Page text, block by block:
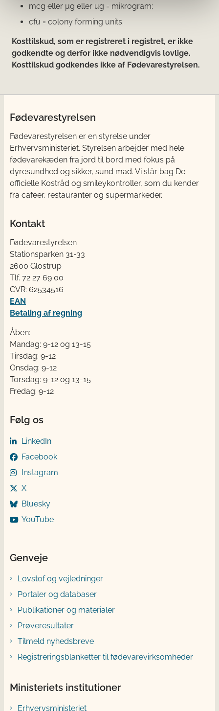
mcg eller μg eller ug = mikrogram;
cfu = colony forming units.
Kosttilskud, som er registreret i registret, er ikke
godkendte og derfor ikke nødvendigvis lovlige.
Kosttilskud godkendes ikke af Fødevarestyrelsen.
Fødevarestyrelsen
Fødevarestyrelsen er en styrelse under
Erhvervsministeriet. Styrelsen arbejder med hele
fødevarekæden fra jord til bord med fokus på
dyresundhed og sikker, sund mad. Vi står bag De
officielle Kostråd og smileykontroller, som du kender
fra cafeer, restauranter og supermarkeder.
Kontakt
Fødevarestyrelsen
Stationsparken 31-33
2600 Glostrup
Tlf. 72 2​​​7 69 00
CVR: 62534516
EAN
Betaling af regning
Åben:
Mandag: 9-12 og 13-15
Tirsdag: 9-12
Onsdag: 9-12
Torsdag: 9-12 og 13-15
Fredag: 9-12
Følg os
LinkedIn
Facebook
Instagram
X
Bluesky
YouTube
Genveje
Lovstof og vejledninger
Portaler og databaser
Publikationer og materialer
Prøveresultater
Tilmeld nyhedsbreve
Registreringsblanketter til fødevarevirksomheder
Ministeriets institutioner
Erhvervsministeriet